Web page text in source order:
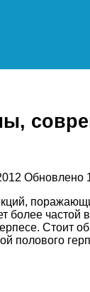
Обновлено
частой
Стоит
полового